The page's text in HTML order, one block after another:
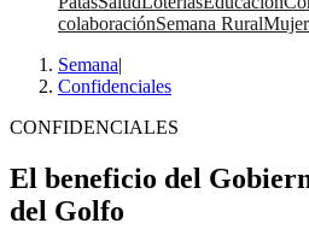
colaboraciónSemana Rural
Semana|
Confidenciales
CONFIDENCIALES
El beneficio del
del Golfo